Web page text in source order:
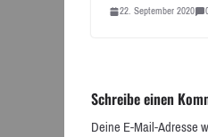
22. September 2020
Schreibe einen
Deine E-Mail-Adresse